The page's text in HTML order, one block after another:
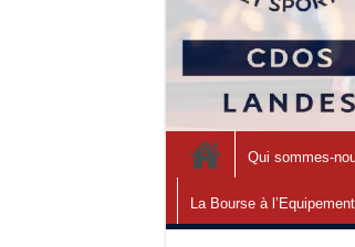
Qui sommes-
La Bourse à l’Equipement